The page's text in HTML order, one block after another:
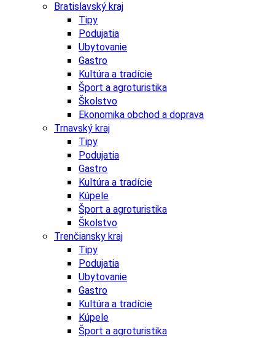
Bratislavský kraj
Tipy
Podujatia
Ubytovanie
Gastro
Kultúra a tradície
Šport a agroturistika
Školstvo
Ekonomika obchod a doprava
Trnavský kraj
Tipy
Podujatia
Gastro
Kultúra a tradície
Kúpele
Šport a agroturistika
Školstvo
Trenčiansky kraj
Tipy
Podujatia
Ubytovanie
Gastro
Kultúra a tradície
Kúpele
Šport a agroturistika